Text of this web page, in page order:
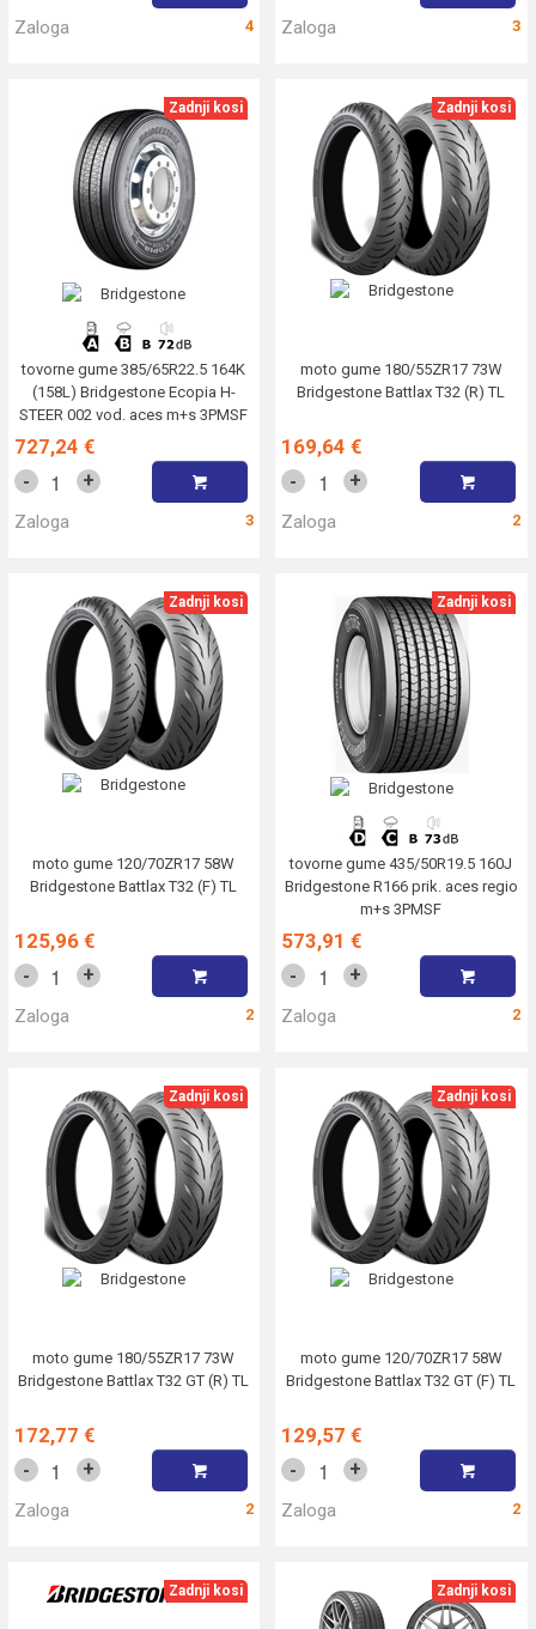
Zaloga 4 Zaloga 3
Zadnji kosi
tovorne gume 385/65R22.5 164K
(158L) Bridgestone Ecopia H-
STEER 002 vod. aces m+s 3PMSF
727,24 €
- +
Zaloga 3
Zadnji kosi
moto gume 180/55ZR17 73W
Bridgestone Battlax T32 (R) TL
169,64 €
- +
Zaloga 2
Zadnji kosi
moto gume 120/70ZR17 58W
Bridgestone Battlax T32 (F) TL
125,96 €
- +
Zaloga 2
Zadnji kosi
tovorne gume 435/50R19.5 160J
Bridgestone R166 prik. aces regio
m+s 3PMSF
573,91 €
- +
Zaloga 2
Zadnji kosi
moto gume 180/55ZR17 73W
Bridgestone Battlax T32 GT (R) TL
172,77 €
- +
Zaloga 2
Zadnji kosi
moto gume 120/70ZR17 58W
Bridgestone Battlax T32 GT (F) TL
129,57 €
- +
Zaloga 2
Zadnji kosi Zadnji kosi